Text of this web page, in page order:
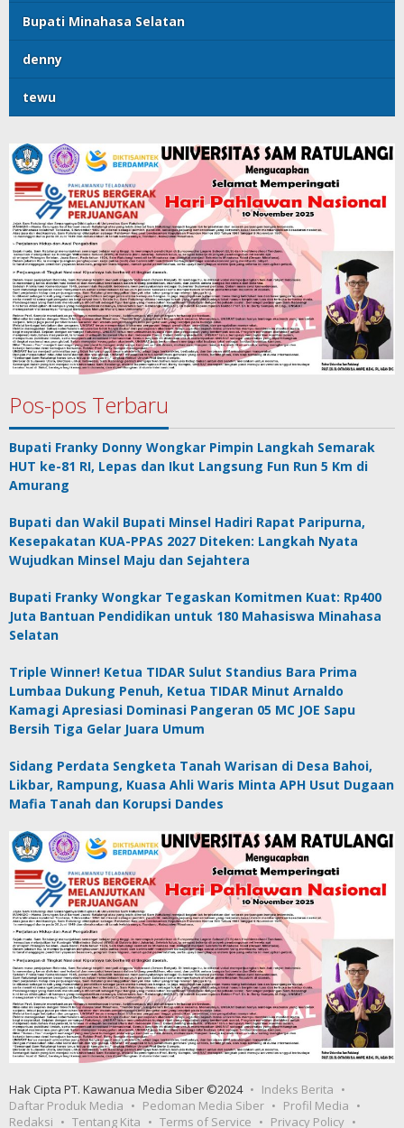
Bupati Minahasa Selatan
denny
tewu
Pos-pos Terbaru
Bupati Franky Donny Wongkar Pimpin Langkah Semarak
HUT ke-81 RI, Lepas dan Ikut Langsung Fun Run 5 Km di
Amurang
Bupati dan Wakil Bupati Minsel Hadiri Rapat Paripurna,
Kesepakatan KUA-PPAS 2027 Diteken: Langkah Nyata
Wujudkan Minsel Maju dan Sejahtera
Bupati Franky Wongkar Tegaskan Komitmen Kuat: Rp400
Juta Bantuan Pendidikan untuk 180 Mahasiswa Minahasa
Selatan
Triple Winner! Ketua TIDAR Sulut Standius Bara Prima
Lumbaa Dukung Penuh, Ketua TIDAR Minut Arnaldo
Kamagi Apresiasi Dominasi Pangeran 05 MC JOE Sapu
Bersih Tiga Gelar Juara Umum
Sidang Perdata Sengketa Tanah Warisan di Desa Bahoi,
Likbar, Rampung, Kuasa Ahli Waris Minta APH Usut Dugaan
Mafia Tanah dan Korupsi Dandes
Hak Cipta PT. Kawanua Media Siber ©2024
Indeks Berita
Daftar Produk Media
Pedoman Media Siber
Profil Media
Redaksi
Tentang Kita Terms of Service Privacy Policy